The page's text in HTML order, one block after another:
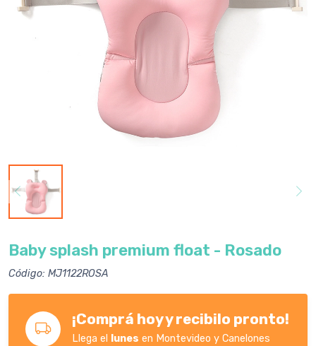
Baby splash premium float - Rosado
Código: MJ1122ROSA
¡Comprá hoy y recibilo pronto!
Llega el lunes en Montevideo y Canelones